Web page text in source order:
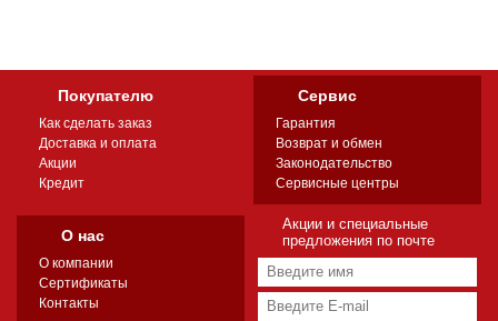
Покупателю
Как сделать заказ
Доставка и оплата
Акции
Кредит
Сервис
Гарантия
Возврат и обмен
Законодательство
Сервисные центры
О нас
О компании
Сертификаты
Контакты
Акции и специальные
предложения по почте